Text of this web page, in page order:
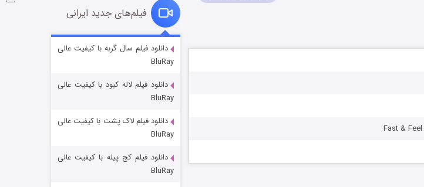
شوگر فصل ۲
قسمت
فیلم‌های جدید ایرانی
دانلود فیلم سال گربه با کیفیت عالی
BluRay
دانلود فیلم لاله کبود با کیفیت عالی
BluRay
دانلود فیلم لاک پشت با کیفیت عالی
BluRay
دانلود فیلم کج‌ پیله با کیفیت عالی
BluRay